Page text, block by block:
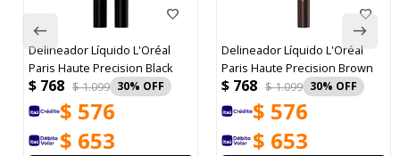
Delineador Líquido L'Oréal
Paris Haute Precision Black
$ 768 $1.099 30
$ 576
$ 653
Delineador Líquido L'Oréal
Paris Haute Precision Brown
$ 768 $1.099 30
$ 576
$ 653